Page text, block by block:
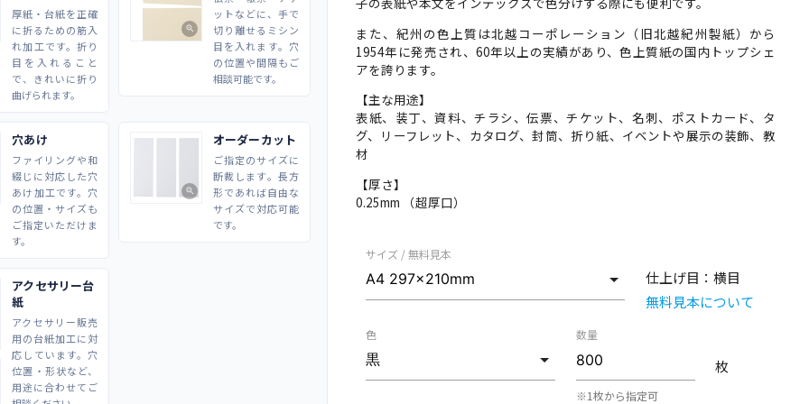
厚紙・台紙を正確
に折るための筋入
れ加工です。折り
目を入れること
で、きれいに折り
曲げられます。
zoom_in
ットなどに、手で
切り離せるミシン
目を入れます。穴
の位置や間隔もご
相談可能です。
穴あけ
ファイリングや和
綴じに対応した穴
あけ加工です。穴
の位置・サイズも
ご指定いただけま
す。
zoom_in
オーダーカット
ご指定のサイズに
断裁します。長方
形であれば自由な
サイズで対応可能
です。
アクセサリー台
紙
アクセサリー販売
用の台紙加工に対
応しています。穴
位置・形状など、
用途に合わせてご
また、紀州の色上質は北越コーポレーション（旧北越紀州製紙）から
1954年に発売され、60年以上の実績があり、色上質紙の国内トップシェ
アを誇ります。
【主な用途】
表紙、装丁、資料、チラシ、伝票、チケット、名刺、ポストカード、タ
グ、リーフレット、カタログ、封筒、折り紙、イベントや展示の装飾、教
材
【厚さ】
0.25mm （超厚口）
サイズ / 無料見本
仕上げ目： 横目
無料見本について
色 数量
※1枚から指定可
枚